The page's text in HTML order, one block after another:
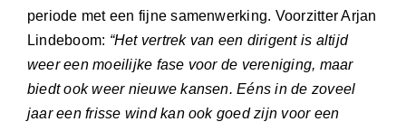
periode met een fijne samenwerking. Voorzitter Arjan
Lindeboom: “Het vertrek van een dirigent is altijd
weer een moeilijke fase voor de vereniging, maar
biedt ook weer nieuwe kansen. Eéns in de zoveel
jaar een frisse wind kan ook goed zijn voor een